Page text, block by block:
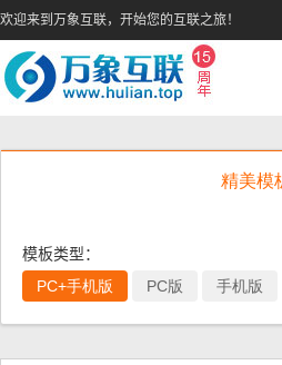
欢迎来到万象互联，开始您的互联之旅！
精美模
模板类型：
PC+手机版
PC版 手机版